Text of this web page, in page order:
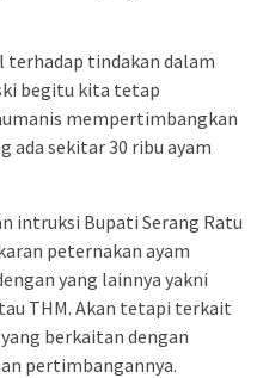
terhadap tindakan dalam
begitu kita tetap
mempertimbangkan
ada sekitar 30 ribu ayam
intruksi Bupati Serang Ratu
peternakan ayam
yang lainnya yakni
THM. Akan tetapi terkait
berkaitan dengan
pertimbangannya.